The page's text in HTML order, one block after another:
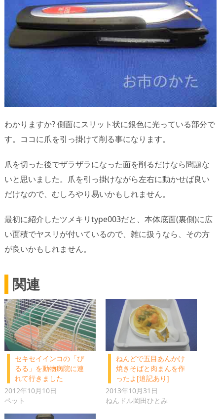
わかりますか? 側面にスリット状に銀色に光っている部分で
す。ココに爪を引っ掛けて削る事になります。
爪を切った後でザラザラになった面を削るだけなら問題な
いと思いました。爪を引っ掛けながら左右に動かせば良い
だけなので、むしろやり易いかもしれません。
最初に紹介したツメキリtype003だと、本体底面(裏側)に広
い面積でヤスリが付いているので、雑に扱うなら、その方
が良いかもしれません。
関連
セキセイインコの「ぴ
るる」を動物病院に連
れて行きました
2012年10月10日
ペット
ねんどで五目あんかけ
焼きそばと肉まんを作
ったよ[追記あり]
2013年10月31日
ねんドル岡田ひとみ